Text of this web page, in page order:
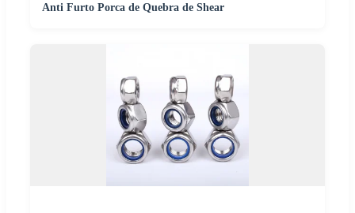
Anti Furto Porca de Quebra de Shear